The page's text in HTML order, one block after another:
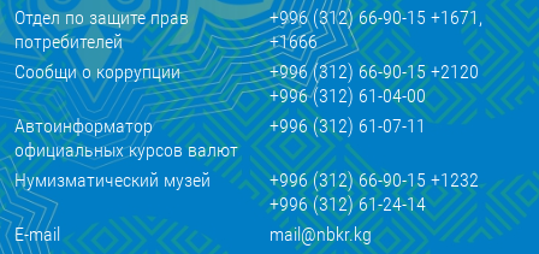
Отдел по защите прав
потребителей
+996 (312) 66-90-15 +1671,
+1666
Сообщи о коррупции
+996 (312) 66-90-15 +2120
+996 (312) 61-04-00
Автоинформатор
официальных курсов валют
+996 (312) 61-07-11
Нумизматический музей
+996 (312) 66-90-15 +1232
+996 (312) 61-24-14
E-mail
mail@nbkr.kg